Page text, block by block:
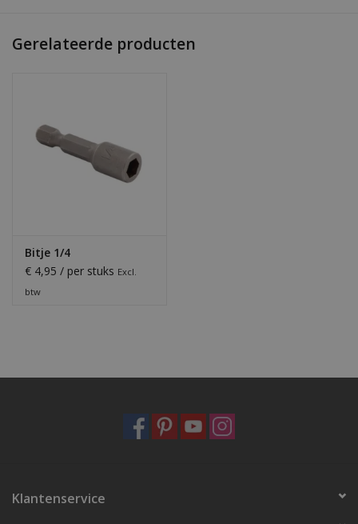
Gerelateerde producten
Bitje 1/4
€ 4,95 / per stuks Excl.
btw
Klantenservice